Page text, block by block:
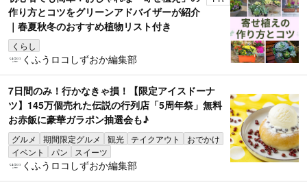
作り方とコツをグリーンアドバイザーが紹介
｜春夏秋冬のおすすめ植物リスト付き
くらし
くふうロコしずおか編集部
7日間のみ！行かなきゃ損！【限定アイスドーナ
ツ】145万個売れた伝説の行列店「5周年祭」無料
お赤飯に豪華ガラポン抽選会も♪
グルメ 期間限定グルメ 観光 テイクアウト
おでかけ
イベント
パン スイーツ
くふうロコしずおか編集部